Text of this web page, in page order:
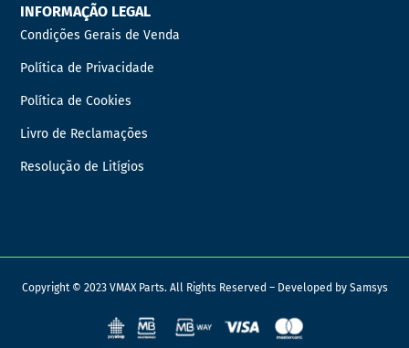
INFORMAÇÃO LEGAL
Condições Gerais de Venda
Política de Privacidade
Política de Cookies
Livro de Reclamações
Resolução de Litígios
Copyright © 2023 VMAX Parts. All Rights Reserved – Developed by Samsys